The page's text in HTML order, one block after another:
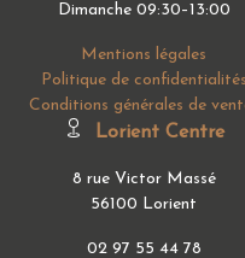
Dimanche 09:30–13:00
Mentions légales
Politique de confidentialités
Conditions générales de
Lorient Centre
8 rue Victor Massé
56100 Lorient
02 97 55 44 78